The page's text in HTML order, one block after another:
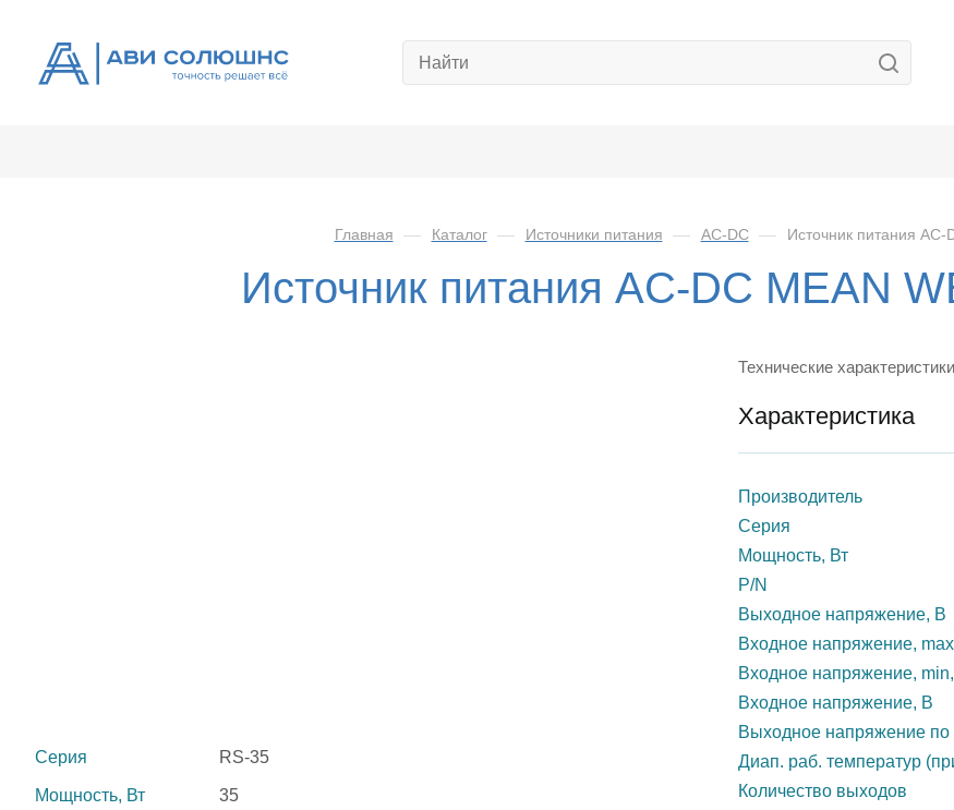
Главная — Каталог — Источники питания — AC-DC — Источник питания
Источник питания AC-DC MEAN
Серия RS-35
Мощность, Вт 35
Технические характеристики
Характеристика
Производитель
Серия
Мощность, Вт
P/N
Выходное напряжение, В
Входное напряжение,
Входное напряжение,
Входное напряжение, В
Выходное напряжение по
Диап. раб. температур
Количество выходов